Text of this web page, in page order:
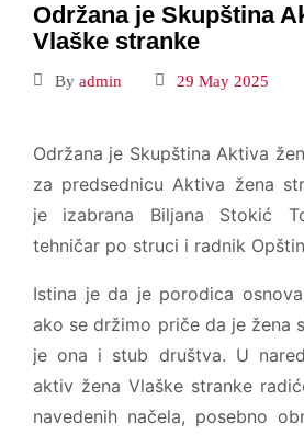
Održana je Skupština
Vlaške stranke
By admin 29 May 2025
Održana je Skupština Aktiva
za predsednicu Aktiva žena
je izabrana Biljana Stokić
tehničar po struci i radnik
Istina je da je porodica
ako se držimo priče da je žena
je ona i stub društva. U
aktiv žena Vlaške stranke
navedenih načela, posebno